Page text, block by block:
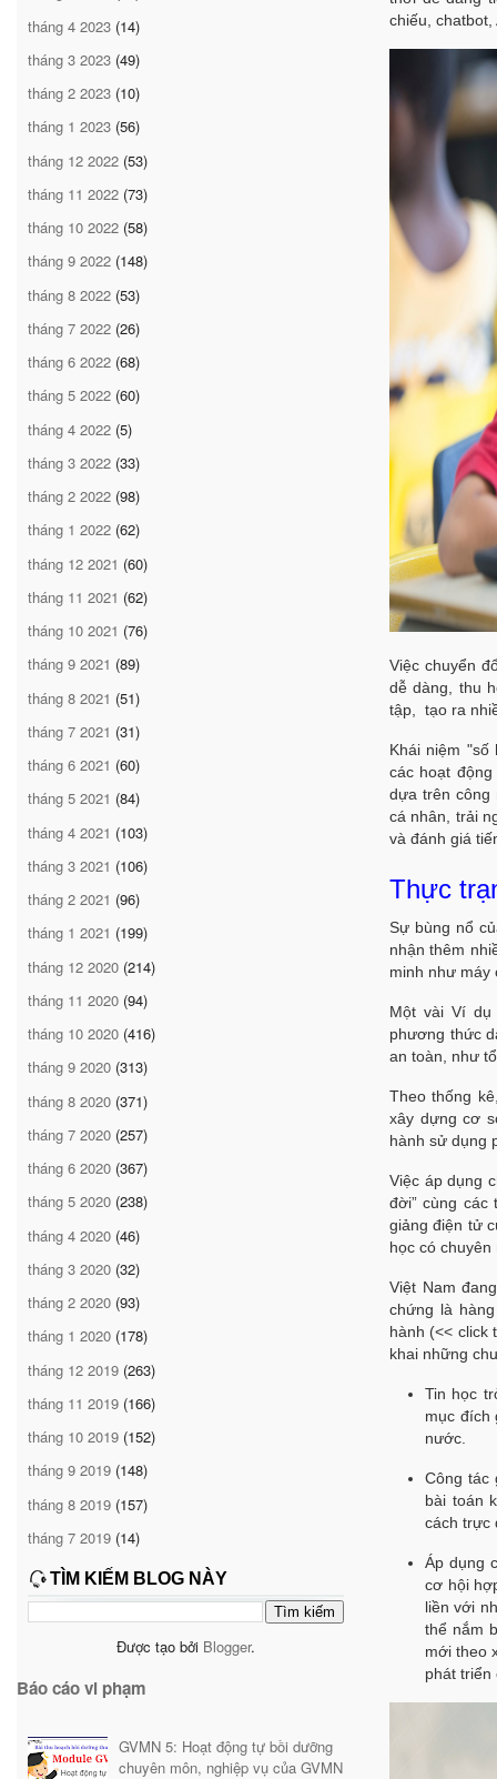
tháng 4 2023 (14)
tháng 3 2023 (49)
tháng 2 2023 (10)
tháng 1 2023 (56)
tháng 12 2022 (53)
tháng 11 2022 (73)
tháng 10 2022 (58)
tháng 9 2022 (148)
tháng 8 2022 (53)
tháng 7 2022 (26)
tháng 6 2022 (68)
tháng 5 2022 (60)
tháng 4 2022 (5)
tháng 3 2022 (33)
tháng 2 2022 (98)
tháng 1 2022 (62)
tháng 12 2021 (60)
tháng 11 2021 (62)
tháng 10 2021 (76)
tháng 9 2021 (89)
tháng 8 2021 (51)
tháng 7 2021 (31)
tháng 6 2021 (60)
tháng 5 2021 (84)
tháng 4 2021 (103)
tháng 3 2021 (106)
tháng 2 2021 (96)
tháng 1 2021 (199)
tháng 12 2020 (214)
tháng 11 2020 (94)
tháng 10 2020 (416)
tháng 9 2020 (313)
tháng 8 2020 (371)
tháng 7 2020 (257)
tháng 6 2020 (367)
tháng 5 2020 (238)
tháng 4 2020 (46)
tháng 3 2020 (32)
tháng 2 2020 (93)
tháng 1 2020 (178)
tháng 12 2019 (263)
tháng 11 2019 (166)
tháng 10 2019 (152)
tháng 9 2019 (148)
tháng 8 2019 (157)
tháng 7 2019 (14)
TÌM KIẾM BLOG NÀY
Được tạo bởi Blogger.
Báo cáo vi phạm
GVMN 5: Hoạt động tự bồi dưỡng
chuyên môn, nghiệp vụ của GVMN
chiếu, chatbot,
Việc chuyển
dễ dàng, thu
tập, tạo ra
Khái niệm
các hoạt
dựa trên công
cá nhân, trải
và đánh giá
Thực
Sự bùng nổ
nhận thêm
minh như máy
Một vài Ví
phương thức
an toàn, như
Theothống kê
xây dựng cơ
hành sử dụng
Việc áp dụng
đời” cùng các
giảng điện tử
học có chuyên
Việt Nam
chứng là
hành (<< click
khai những
Tin học
mục đích
nước.
Công tác
bài toán
cách trực
Áp dụng
cơ hội
liền với
thể nắm
mới theo
phát triển